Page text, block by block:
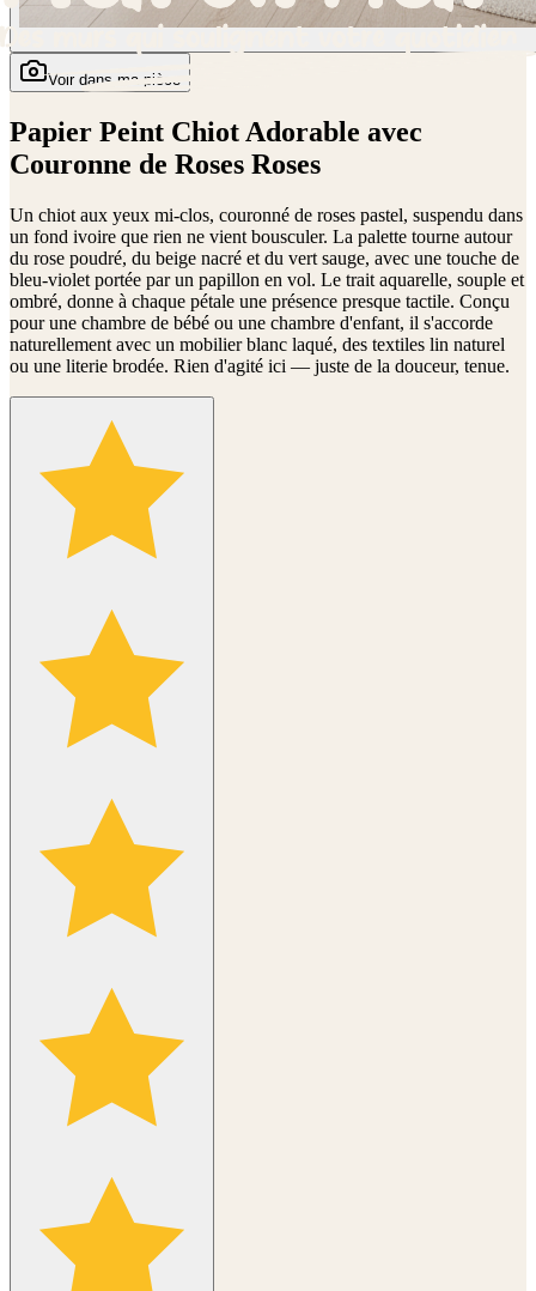
Voir dans ma pièce
Papier Peint Chiot Adorable avec
Couronne de Roses Roses
Un chiot aux yeux mi-clos, couronné de roses pastel, suspendu dans
un fond ivoire que rien ne vient bousculer. La palette tourne autour
du rose poudré, du beige nacré et du vert sauge, avec une touche de
bleu-violet portée par un papillon en vol. Le trait aquarelle, souple et
ombré, donne à chaque pétale une présence presque tactile. Conçu
pour une chambre de bébé ou une chambre d'enfant, il s'accorde
naturellement avec un mobilier blanc laqué, des textiles lin naturel
ou une literie brodée. Rien d'agité ici — juste de la douceur, tenue.